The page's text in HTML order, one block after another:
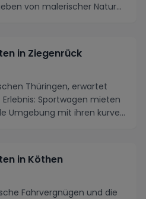
von malerischer Natur
in Ziegenrück
Thüringen, erwartet
Sportwagen mieten
Umgebung mit ihren kurve...
in Köthen
Fahrvergnügen und die